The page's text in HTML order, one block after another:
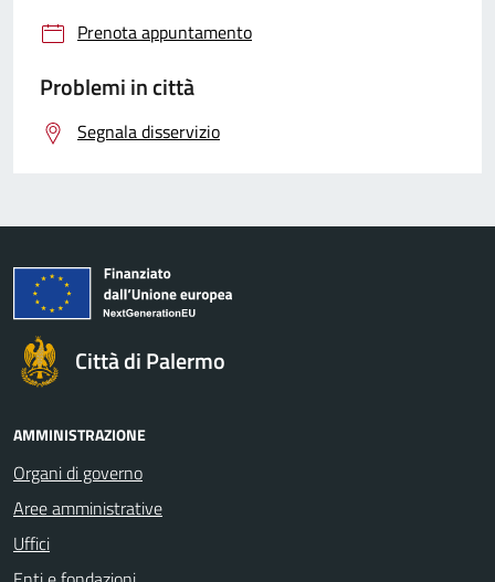
Prenota appuntamento
Problemi in città
Segnala disservizio
Città di Palermo
AMMINISTRAZIONE
Organi di governo
Aree amministrative
Uffici